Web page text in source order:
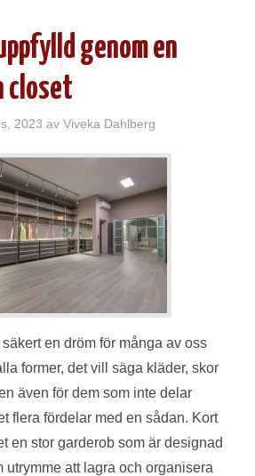
genom en
closet
2023 avViveka Dahlberg
en dröm för många av oss
former, det vill säga kläder, skor
även för dem som inte delar
flera fördelar med en sådan. Kort
en stor garderob som är designad
utrymme att lagra och organisera